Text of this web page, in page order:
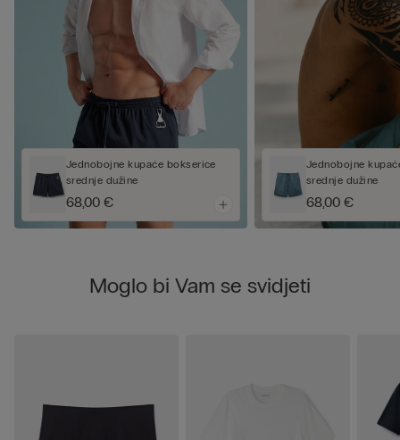
Jednobojne kupaće bokserice
srednje dužine
68,00 €
Jednobojne
srednje dužine
68,00 €
Moglo bi Vam se svidjeti